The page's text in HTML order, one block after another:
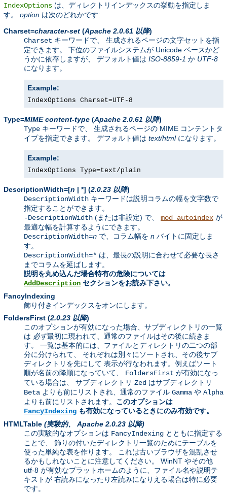
IndexOptions は、ディレクトリインデックスの挙動を指定しま
す。 option は次のどれかです:
Charset=character-set (Apache 2.0.61 以降)
Charset キーワードで、 生成されるページの文字セットを指
定できます。 下位のファイルシステムが Unicode ベースかど
うかに依存しますが、 デフォルト値は ISO-8859-1 か UTF-8
になります。
Example:
IndexOptions Charset=UTF-8
Type=MIME content-type (Apache 2.0.61 以降)
Type キーワードで、 生成されるページの MIME コンテントタ
イプを指定できます。 デフォルト値は text/htmlになります。
Example:
IndexOptions Type=text/plain
DescriptionWidth=[n | *] (2.0.23 以降)
DescriptionWidth キーワードは説明コラムの幅を文字数で
指定することができます。
-DescriptionWidth (または非設定) で、 mod_autoindex が
最適な幅を計算するようにできます。
DescriptionWidth=n で、コラム幅を n バイトに固定しま
す。
DescriptionWidth=* は、最長の説明に合わせて必要な長さ
までコラムを延ばします。
説明を丸め込んだ場合特有の危険については
AddDescription セクションをお読み下さい。
FancyIndexing
飾り付きインデックスをオンにします。
FoldersFirst (2.0.23 以降)
このオプションが有効になった場合、サブディレクトリの一覧
は 必ず最初に現われて、通常のファイルはその後に続きま
す。 一覧は基本的には、ファイルとディレクトリの二つの部
分に分けられて、 それぞれは別々にソートされ、その後サブ
ディレクトリを先にして 表示が行なわれます。例えばソート
順が名前の降順になっていて、 FoldersFirst が有効になっ
ている場合は、 サブディレクトリ Zed はサブディレクトリ
Beta よりも前にリストされ、通常のファイル Gamma や Alpha
よりも前にリストされます。 このオプションは
FancyIndexing も有効になっているときにのみ有効です。
HTMLTable (実験的、 Apache 2.0.23 以降)
この実験的なオプションは FancyIndexing とともに指定する
ことで、 飾りの付いたディレクトリ一覧のためにテーブルを
使った単純な表を作ります。 これは古いブラウザを混乱させ
るかもしれないことに注意してください。 WinNT やその他
utf-8 が有効なプラットホームのように、ファイル名や説明テ
キストが 右読みになったり左読みになりえる場合は特に必要
です。